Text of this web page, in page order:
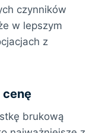
czynników
w lepszym
z
cenę
brukową